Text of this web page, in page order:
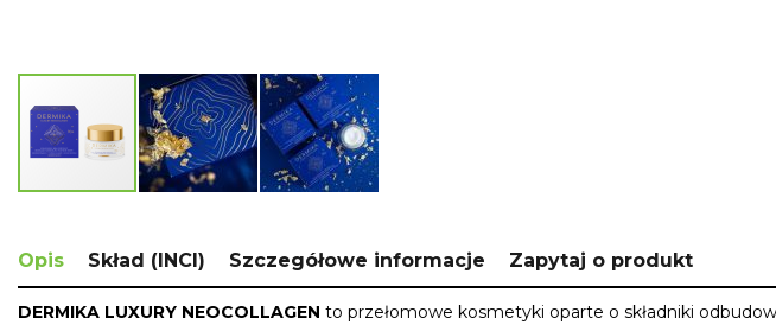
the
beginning
Opis Skład (INCI) Szczegółowe informacje Zapytaj o produkt
DERMIKA LUXURY NEOCOLLAGEN to przełomowe kosmetyki oparte o składniki